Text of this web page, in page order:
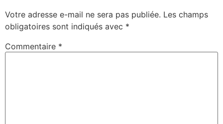
Votre adresse e-mail ne sera pas publiée. Les champs
obligatoires sont indiqués avec *
Commentaire *